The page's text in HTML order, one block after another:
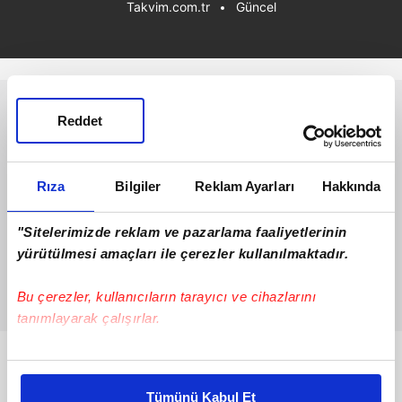
Rıza Bilgiler Reklam Ayarları Hakkında
"Sitelerimizde reklam ve pazarlama faaliyetlerinin
yürütülmesi amaçları ile çerezler kullanılmaktadır.
Bu çerezler, kullanıcıların tarayıcı ve cihazlarını
tanımlayarak çalışırlar.
Bu çerezlere izin vermeniz halinde sizlere özel
Tümünü Kabul Et
Reddet
Takvim.com.tr Güncel
Bunlar da Var